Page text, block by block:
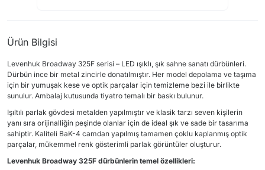
Ürün Bilgisi
Levenhuk Broadway 325F serisi – LED ışıklı, şık sahne sanatı dürbünleri.
Dürbün ince bir metal zincirle donatılmıştır. Her model depolama ve taşıma
için bir yumuşak kese ve optik parçalar için temizleme bezi ile birlikte
sunulur. Ambalaj kutusunda tiyatro temalı bir baskı bulunur.
Işıltılı parlak gövdesi metalden yapılmıştır ve klasik tarzı seven kişilerin
yanı sıra orijinalliğin peşinde olanlar için de ideal şık ve sade bir tasarıma
sahiptir. Kaliteli BaK-4 camdan yapılmış tamamen çoklu kaplanmış optik
parçalar, mükemmel renk gösterimli parlak görüntüler oluşturur.
Levenhuk Broadway 325F dürbünlerin temel özellikleri: